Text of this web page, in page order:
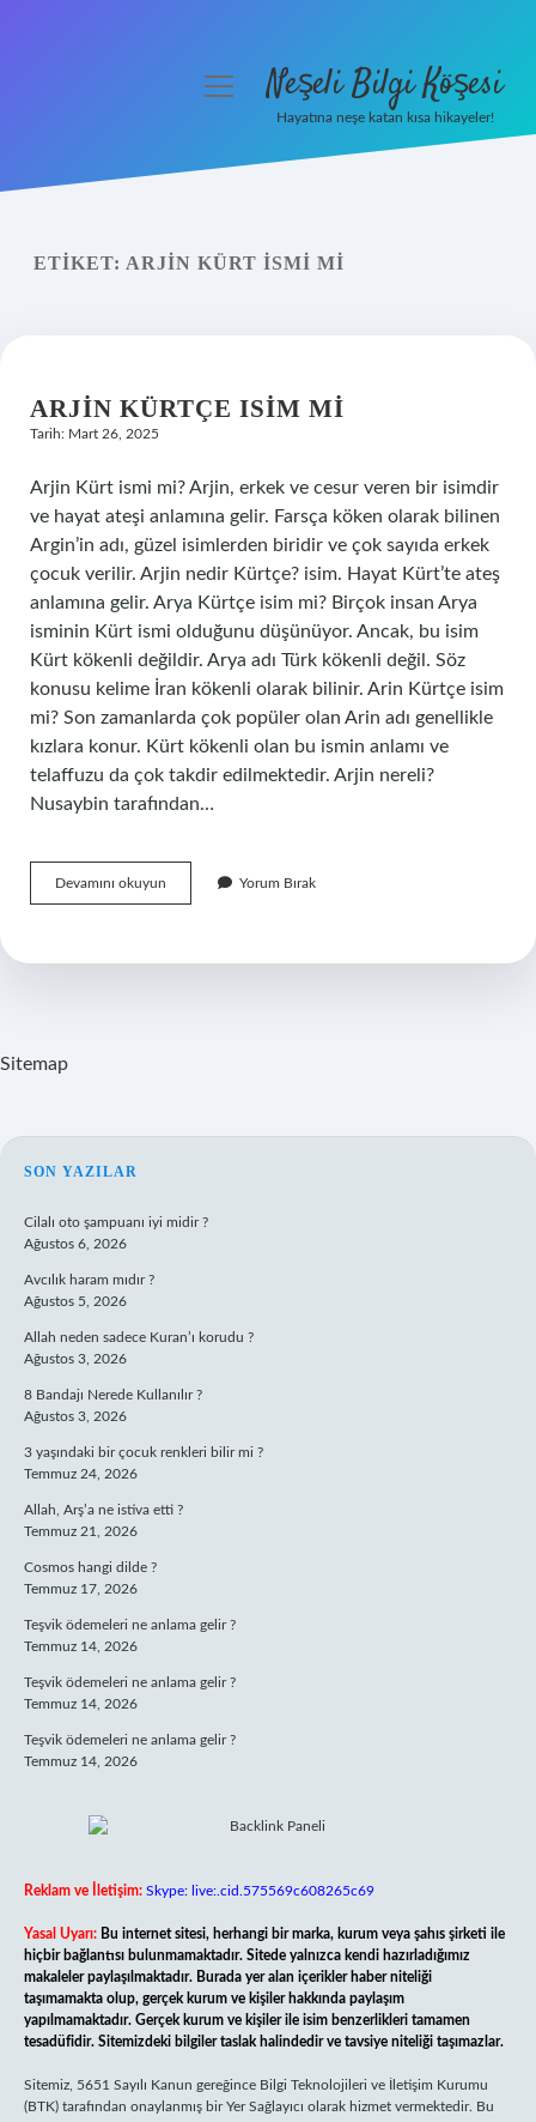
Yasal Uyarı
menüyüNeşeli Bilgi Köşesi
Hayatına neşe katan kısa hikayeler!
ETIKET: ARJIN KÜRT ISMI MI
ARJIN KÜRTÇE ISIM MI
Tarih: Mart 26, 2025
Arjin Kürt ismi mi? Arjin, erkek ve cesur veren bir isimdir
ve hayat ateşi anlamına gelir. Farsça köken olarak bilinen
Argin’in adı, güzel isimlerden biridir ve çok sayıda erkek
çocuk verilir. Arjin nedir Kürtçe? isim. Hayat Kürt’te ateş
anlamına gelir. Arya Kürtçe isim mi? Birçok insan Arya
isminin Kürt ismi olduğunu düşünüyor. Ancak, bu isim
Kürt kökenli değildir. Arya adı Türk kökenli değil. Söz
konusu kelime İran kökenli olarak bilinir. Arin Kürtçe isim
mi? Son zamanlarda çok popüler olan Arin adı genellikle
kızlara konur. Kürt kökenli olan bu ismin anlamı ve
telaffuzu da çok takdir edilmektedir. Arjin nereli?
Nusaybin tarafından…
Devamını okuyun
Kürtçe
Yorum Bırak
Sitemap
SIDEBAR
SON YAZILAR
Cilalı oto şampuanı iyi midir ?
Ağustos 6, 2026
Avcılık haram mıdır ?
Ağustos 5, 2026
Allah neden sadece Kuran’ı korudu ?
Ağustos 3, 2026
8 Bandajı Nerede Kullanılır ?
Ağustos 3, 2026
3 yaşındaki bir çocuk renkleri bilir mi ?
Temmuz 24, 2026
Allah, Arş’a ne istiva etti ?
Temmuz 21, 2026
Cosmos hangi dilde ?
Temmuz 17, 2026
Teşvik ödemeleri ne anlama gelir ?
Temmuz 14, 2026
Teşvik ödemeleri ne anlama gelir ?
Temmuz 14, 2026
Teşvik ödemeleri ne anlama gelir ?
Temmuz 14, 2026
Reklam ve İletişim: Skype: live:.cid.575569c608265c69
Yasal Uyarı: Bu internet sitesi, herhangi bir marka, kurum veya şahıs şirketi ile
hiçbir bağlantısı bulunmamaktadır. Sitede yalnızca kendi hazırladığımız
makaleler paylaşılmaktadır. Burada yer alan içerikler haber niteliği
taşımamakta olup, gerçek kurum ve kişiler hakkında paylaşım
yapılmamaktadır. Gerçek kurum ve kişiler ile isim benzerlikleri tamamen
tesadüfidir. Sitemizdeki bilgiler taslak halindedir ve tavsiye niteliği taşımazlar.
Sitemiz, 5651 Sayılı Kanun gereğince Bilgi Teknolojileri ve İletişim Kurumu
(BTK) tarafından onaylanmış bir Yer Sağlayıcı olarak hizmet vermektedir. Bu